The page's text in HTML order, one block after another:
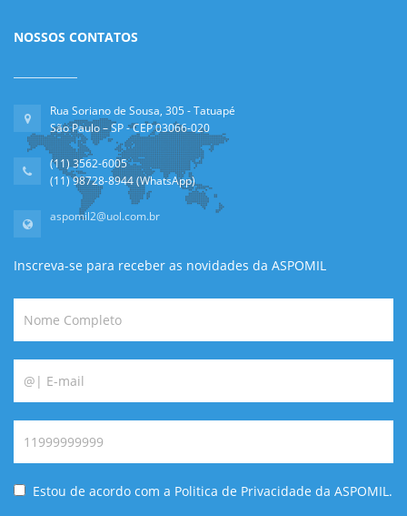
NOSSOS CONTATOS
Rua Soriano de Sousa, 305 - Tatuapé
São Paulo – SP - CEP 03066-020
(11) 3562-6005
(11) 98728-8944 (WhatsApp)
aspomil2@uol.com.br
Inscreva-se para receber as novidades da ASPOMIL
Estou de acordo com a Politica de Privacidade da ASPOMIL.